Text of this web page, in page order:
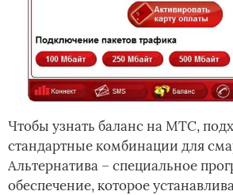
Чтобы узнать баланс на МТС,
стандартные комбинации для
Альтернатива – специальное
обеспечение, которое